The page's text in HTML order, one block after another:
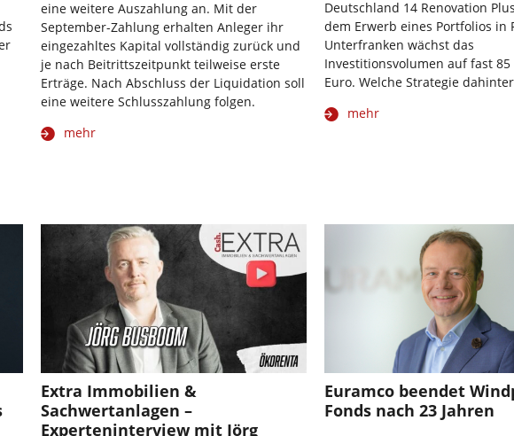
eine weitere Auszahlung an. Mit der
September-Zahlung erhalten Anleger ihr
eingezahltes Kapital vollständig zurück und
je nach Beitrittszeitpunkt teilweise erste
Erträge. Nach Abschluss der Liquidation soll
eine weitere Schlusszahlung folgen.
mehr
Deutschland 14 Renovation
dem Erwerb eines Portfolios in
Unterfranken wächst das
Investitionsvolumen auf fast
Euro. Welche Strategie
mehr
Extra Immobilien &
Sachwertanlagen –
Experteninterview mit Jörg
Euramco beendet
Fonds nach 23 Jahren